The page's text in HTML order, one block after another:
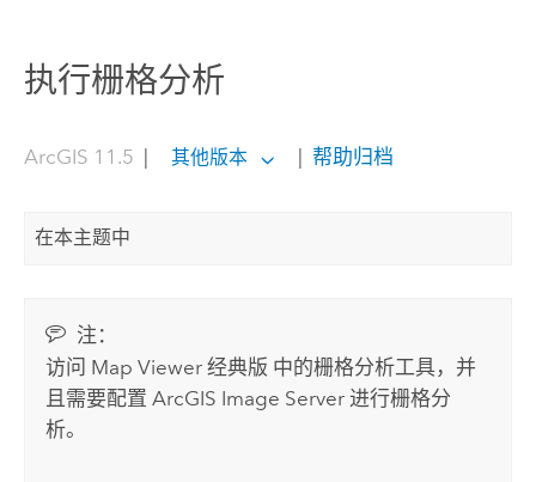
执行栅格分析
ArcGIS 11.5 其他版本 帮助归档
在本主题中
注：
访问 Map Viewer 经典版 中的栅格分析工具，并
且需要配置ArcGIS Image Server 进行栅格分
析。